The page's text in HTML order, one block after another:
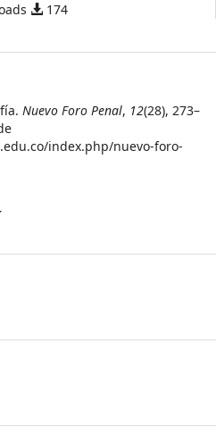
174
Nuevo Foro Penal, 12(28), 273–
index.php/nuevo-foro-